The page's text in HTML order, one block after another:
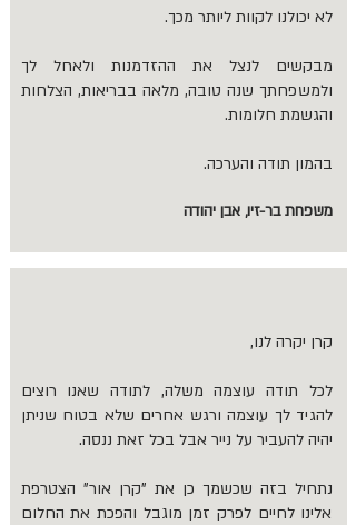
לא יכולנו לקוות ליותר מכך.
מבקשים לנצל את ההזדמנות ולאחל לך
ולמשפחתך שנה טובה, מלאה בבריאות, הצלחות
והגשמת חלומות.
בהמון תודה והערכה.
משפחת בר-זיו, אבן יהודה
קרן יקרה לנו,
לכל תודה עוצמה משלה, לתודה שאנו רוצים
להגיד לך עוצמה ורגש אחרים שלא בטוח שניתן
יהיה להעביר על נייר אבל בכל זאת ננסה.
נתחיל בזה שכשמך כן את "קרן אור" הצטרפת
אלינו לחיים לפרק זמן מוגבל והפכת את החלום